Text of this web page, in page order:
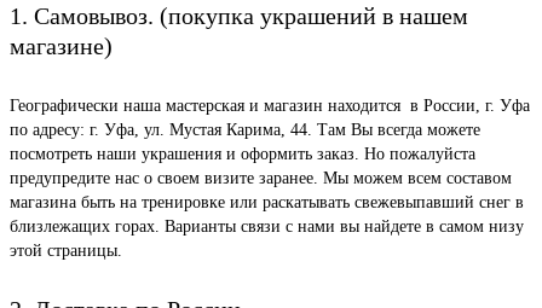
1. Самовывоз. (покупка украшений в нашем
магазине)
Географически наша мастерская и магазин находится в России, г. Уфа
по адресу: г. Уфа, ул. Мустая Карима, 44. Там Вы всегда можете
посмотреть наши украшения и оформить заказ. Но пожалуйста
предупредите нас о своем визите заранее. Мы можем всем составом
магазина быть на тренировке или раскатывать свежевыпавший снег в
близлежащих горах. Варианты связи с нами вы найдете в самом низу
этой страницы.